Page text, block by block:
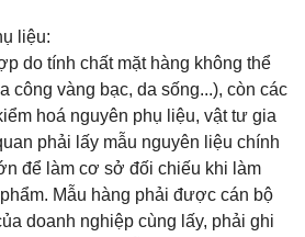
liệu:
do tính chất mặt hàng không thể
công vàng bạc, da sống...), còn các
hoá nguyên phụ liệu, vật tư gia
phải lấy mẫu nguyên liệu chính
để làm cơ sở đối chiếu khi làm
Mẫu hàng phải được cán bộ
doanh nghiệp cùng lấy, phải ghi